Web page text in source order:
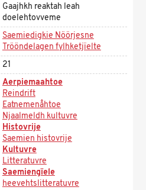
Gaajhkh reaktah leah
doelehtovveme
Saemiedigkie Nöörjesne
Trööndelagen fylhketjïelte
21
Aerpiemaahtoe
Reindrift
Eatnemenåhtoe
Njaalmeldh kultuvre
Histovrije
Saemien histovrije
Kultuvre
Litteratuvre
Saemiengïele
heevehtslitteratuvre